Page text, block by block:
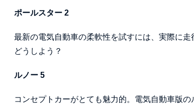
ポールスター 2
最新の電気自動車の柔軟性を試すには、実際に
どうしよう？
ルノー 5
コンセプトカーがとても魅力的。電気自動車版